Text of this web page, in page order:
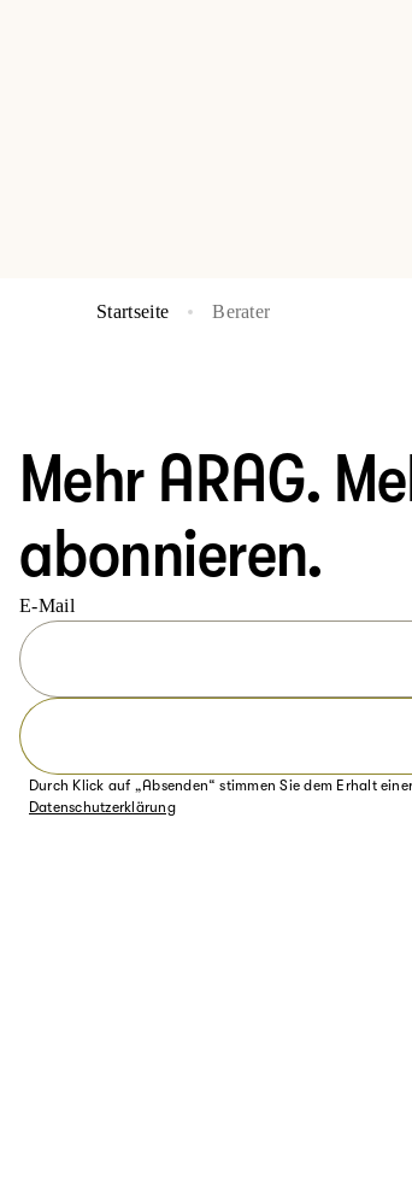
Startseite Berater
Mehr ARAG.
abonnieren.
E-Mail
Durch Klick auf „Absenden“ stimmen Sie dem Erhalt
Datenschutzerklärung